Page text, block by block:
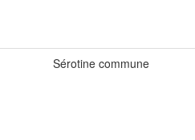
Sérotine commune